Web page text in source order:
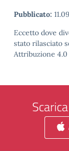
Pubblicato:
Eccetto dove
stato rilasciato
Attribuzione 4.0